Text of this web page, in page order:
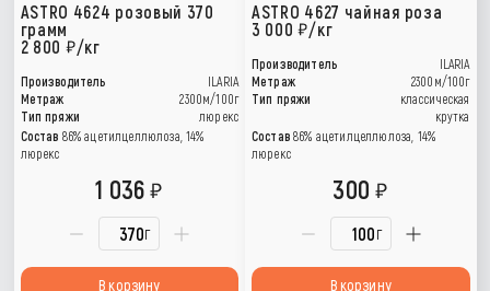
ASTRO 4624 розовый 370
грамм
2 800
/кг
Производитель
ILARIA
Метраж
2300м/100г
Тип пряжи
люрекс
Состав 86% ацетилцеллюлоза, 14%
люрекс
г
1 036
В корзину
ASTRO 4627 чайная роза
3 000 /кг
Производитель
ILARIA
Метраж
2300м/100г
Тип пряжи
классическая
крутка
Состав 86% ацетилцеллюлоза, 14%
люрекс
г
300
В корзину